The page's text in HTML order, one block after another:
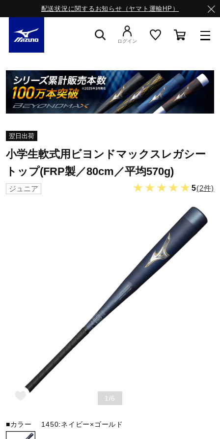
配送状況に関するお知らせ（ヤマト運輸HP）
スニーカー
ライフスタイルウエア
サッカー／フットサル
バレーボール
テニス／ソフトテニス
バドミントン
ログイン
翌日出荷
小学生軟式用ビヨンドマックスレガシー
トップ(FRP製／80cm／平均570g)
ジュニア ★★★★★5(2件)
1/6
■カラー 1450:ネイビー×ゴールド